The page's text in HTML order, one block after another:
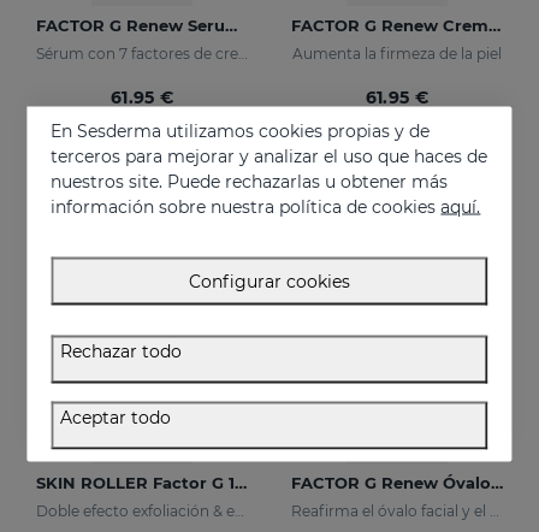
FACTOR G Renew Serum Liposomado
61.95 €
FACTOR G Renew Crema Rejuvenecedora
Aumenta la firmeza de la piel
61.95 €
Añadir
SKIN ROLLER Factor G 10ml
Doble efecto exfoliación & eficacia
Añadir
FACTOR G Renew Óvalo Facial & Cuello
Reafirma el óvalo facial y el cuello
En Sesderma utilizamos cookies propias y de
terceros para mejorar y analizar el uso que haces de
nuestros site. Puede rechazarlas u obtener más
información sobre nuestra política de cookiesaquí.
Configurar cookies
Rechazar todo
Aceptar todo